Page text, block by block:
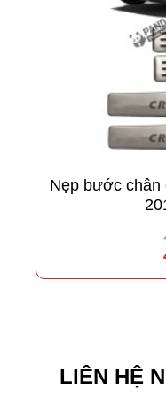
Nẹp bước chân
LIÊN HỆ